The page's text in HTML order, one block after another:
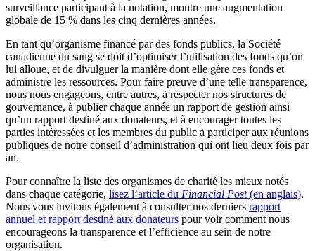
surveillance participant à la notation, montre une augmentation
globale de 15 % dans les cinq dernières années.
En tant qu’organisme financé par des fonds publics, la Société
canadienne du sang se doit d’optimiser l’utilisation des fonds qu’on
lui alloue, et de divulguer la manière dont elle gère ces fonds et
administre les ressources. Pour faire preuve d’une telle transparence,
nous nous engageons, entre autres, à respecter nos structures de
gouvernance, à publier chaque année un rapport de gestion ainsi
qu’un rapport destiné aux donateurs, et à encourager toutes les
parties intéressées et les membres du public à participer aux réunions
publiques de notre conseil d’administration qui ont lieu deux fois par
an.
Pour connaître la liste des organismes de charité les mieux notés
dans chaque catégorie, lisez l’article du Financial Post(en anglais).
Nous vous invitons également à consulter nos derniers rapport
annuel et rapport destiné aux donateurs pour voir comment nous
encourageons la transparence et l’efficience au sein de notre
organisation.